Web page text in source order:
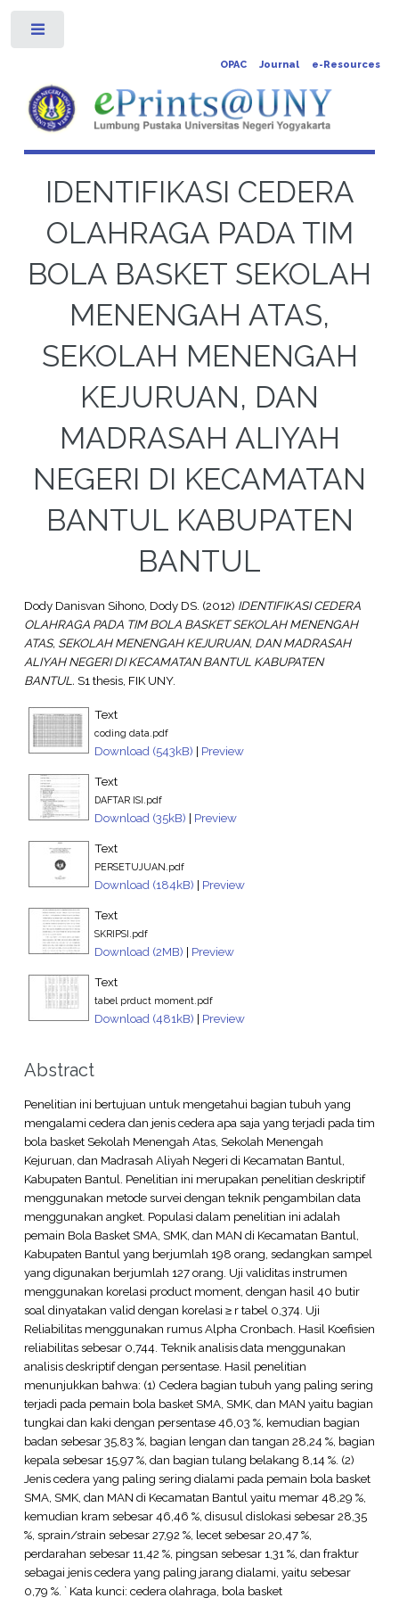
OPAC Journal e-Resources
IDENTIFIKASI CEDERA
OLAHRAGA PADA TIM
BOLA BASKET SEKOLAH
MENENGAH ATAS,
SEKOLAH MENENGAH
KEJURUAN, DAN
MADRASAH ALIYAH
NEGERI DI KECAMATAN
BANTUL KABUPATEN
BANTUL
Dody Danisvan Sihono, Dody DS. (2012) IDENTIFIKASI CEDERA
OLAHRAGA PADA TIM BOLA BASKET SEKOLAH MENENGAH
ATAS, SEKOLAH MENENGAH KEJURUAN, DAN MADRASAH
ALIYAH NEGERI DI KECAMATAN BANTUL KABUPATEN
BANTUL. S1 thesis, FIK UNY.
Text
coding data.pdf
Download (543kB) | Preview
Text
DAFTAR ISI.pdf
Download (35kB) | Preview
Text
PERSETUJUAN.pdf
Download (184kB) | Preview
Text
SKRIPSI.pdf
Download (2MB) | Preview
Text
tabel prduct moment.pdf
Download (481kB) | Preview
Abstract
Penelitian ini bertujuan untuk mengetahui bagian tubuh yang
mengalami cedera dan jenis cedera apa saja yang terjadi pada tim
bola basket Sekolah Menengah Atas, Sekolah Menengah
Kejuruan, dan Madrasah Aliyah Negeri di Kecamatan Bantul,
Kabupaten Bantul. Penelitian ini merupakan penelitian deskriptif
menggunakan metode survei dengan teknik pengambilan data
menggunakan angket. Populasi dalam penelitian ini adalah
pemain Bola Basket SMA, SMK, dan MAN di Kecamatan Bantul,
Kabupaten Bantul yang berjumlah 198 orang, sedangkan sampel
yang digunakan berjumlah 127 orang. Uji validitas instrumen
menggunakan korelasi product moment, dengan hasil 40 butir
soal dinyatakan valid dengan korelasi ≥ r tabel 0,374. Uji
Reliabilitas menggunakan rumus Alpha Cronbach. Hasil Koefisien
reliabilitas sebesar 0,744. Teknik analisis data menggunakan
analisis deskriptif dengan persentase. Hasil penelitian
menunjukkan bahwa: (1) Cedera bagian tubuh yang paling sering
terjadi pada pemain bola basket SMA, SMK, dan MAN yaitu bagian
tungkai dan kaki dengan persentase 46,03 %, kemudian bagian
badan sebesar 35,83 %, bagian lengan dan tangan 28,24 %, bagian
kepala sebesar 15,97 %, dan bagian tulang belakang 8,14 %. (2)
Jenis cedera yang paling sering dialami pada pemain bola basket
SMA, SMK, dan MAN di Kecamatan Bantul yaitu memar 48,29 %,
kemudian kram sebesar 46,46 %, disusul dislokasi sebesar 28,35
%, sprain/strain sebesar 27,92 %, lecet sebesar 20,47 %,
perdarahan sebesar 11,42 %, pingsan sebesar 1,31 %, dan fraktur
sebagai jenis cedera yang paling jarang dialami, yaitu sebesar
0,79 %. ` Kata kunci: cedera olahraga, bola basket